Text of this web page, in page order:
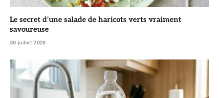
Le secret d’une salade de haricots verts vraiment
savoureuse
30 juillet 2026